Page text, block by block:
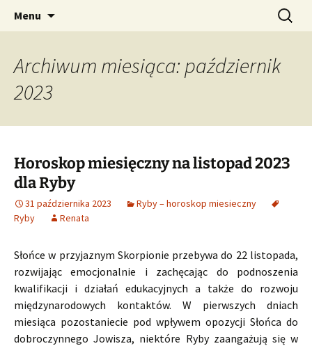
CzaroMarowy horoskop
dzienny, miesięczny i
tygodniowy
Profesjonalne przepowiednie astrologiczne
Menu Szukaj:
Archiwum miesiąca: październik
2023
Horoskop miesięczny na listopad 2023
dla Ryby
31 października 2023
Ryby – horoskop miesieczny
Ryby
Renata
Słońce w przyjaznym Skorpionie przebywa do 22 listopada,
rozwijając emocjonalnie i zachęcając do podnoszenia
kwalifikacji i działań edukacyjnych a także do rozwoju
międzynarodowych kontaktów. W pierwszych dniach
miesiąca pozostaniecie pod wpływem opozycji Słońca do
dobroczynnego Jowisza, niektóre Ryby zaangażują się w